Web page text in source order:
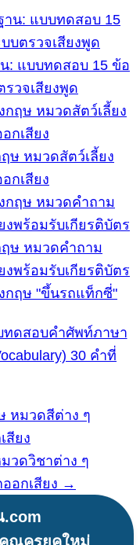
: แบบทดสอบ 15 ข้อ
รวจเสียงพูด
ษ หมวดสัตว์เลี้ยง
กเสียง
ษ หมวดคำถาม
งพร้อมรับเกียรติบัตร
ทดสอบคำศัพท์ภาษา
30 คำที่
หมวดสีต่าง ๆ
สียง
วดวิชาต่าง ๆ
ออกเสียง →
.com
คุณครูยุคใหม่